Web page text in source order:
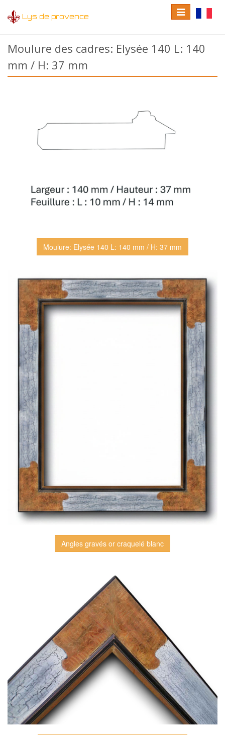
Lys de provence
language
Toggle
navigation
Moulure des cadres: Elysée 140 L: 140
mm / H: 37 mm
Moulure: Elysée 140 L: 140 mm / H: 37 mm
Angles gravés or craquelé blanc